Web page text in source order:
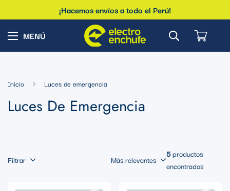
¡Hacemos envíos a todo el Perú!
Inicio Luces de emergencia
Luces De Emergencia
Filtrar Más relevantes
5productos
encontrados